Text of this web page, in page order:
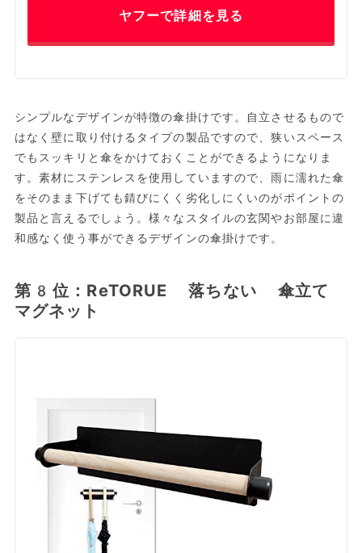
ヤフーで詳細を見る
シンプルなデザインが特徴の傘掛けです。自立させるもので
はなく壁に取り付けるタイプの製品ですので、狭いスペース
でもスッキリと傘をかけておくことができるようになりま
す。素材にステンレスを使用していますので、雨に濡れた傘
をそのまま下げても錆びにくく劣化しにくいのがポイントの
製品と言えるでしょう。様々なスタイルの玄関やお部屋に違
和感なく使う事ができるデザインの傘掛けです。
第8位：ReTORUE 落ちない 傘立て
マグネット